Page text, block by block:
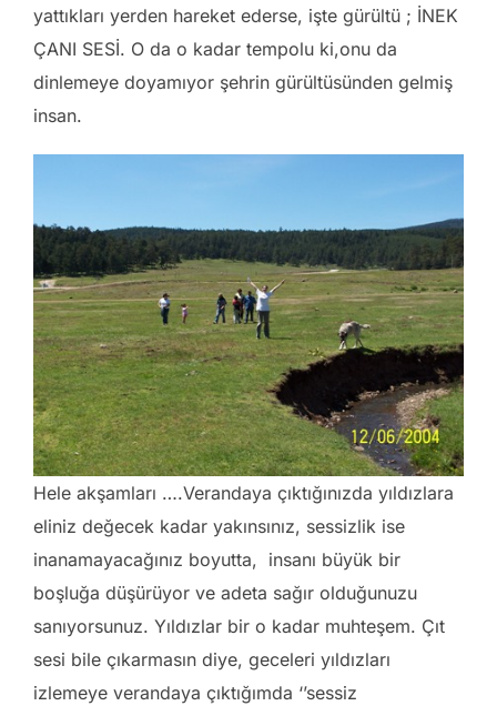
yattıkları yerden hareket ederse, işte gürültü ; İNEK
ÇANI SESİ. O da o kadar tempolu ki,onu da
dinlemeye doyamıyor şehrin gürültüsünden gelmiş
insan.
Hele akşamları ….Verandaya çıktığınızda yıldızlara
eliniz değecek kadar yakınsınız, sessizlik ise
inanamayacağınız boyutta, insanı büyük bir
boşluğa düşürüyor ve adeta sağır olduğunuzu
sanıyorsunuz. Yıldızlar bir o kadar muhteşem. Çıt
sesi bile çıkarmasın diye, geceleri yıldızları
izlemeye verandaya çıktığımda ‘’sessiz